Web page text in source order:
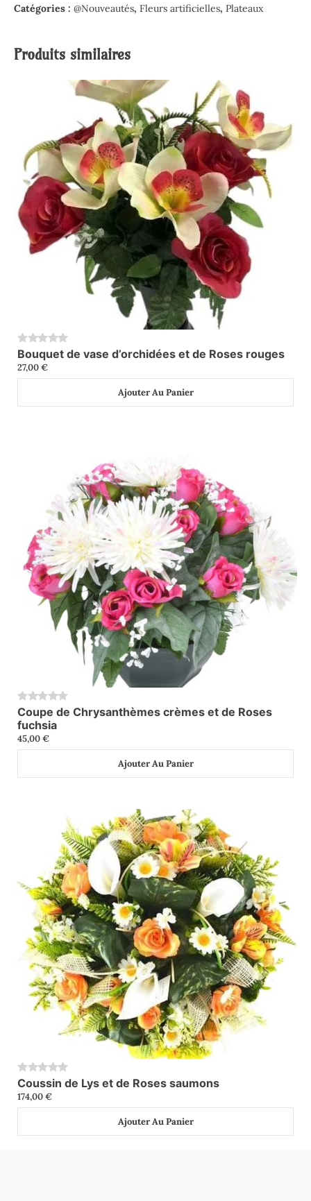
Catégories : @Nouveautés, Fleurs artificielles, Plateaux
Produits similaires
0
Bouquet de vase d’orchidées et de Roses rouges
27,00€
Ajouter Au Panier
0
Coupe de Chrysanthèmes crèmes et de Roses
fuchsia
45,00€
Ajouter Au Panier
0
Coussin de Lys et de Roses saumons
174,00€
Ajouter Au Panier